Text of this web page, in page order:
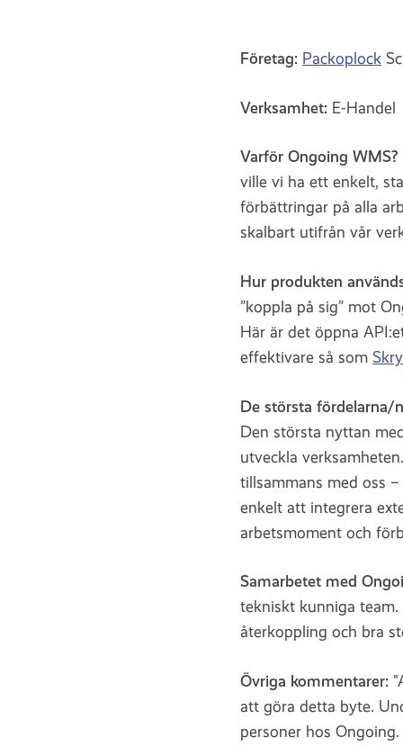
Företag: Packoplock
Verksamhet: E-Handel
Varför Ongoing WMS?
ville vi ha ett enkelt,
förbättringar på alla
skalbart utifrån vår
Hur produkten
”koppla på sig” mot
Här är det öppna
effektivare så som
De största fördelarna/
Den största nyttan
utveckla
tillsammans med oss
enkelt att integrera
arbetsmoment och
Samarbetet med
tekniskt kunniga
återkoppling och bra
Övriga kommentarer:
att göra detta byte.
personer hos